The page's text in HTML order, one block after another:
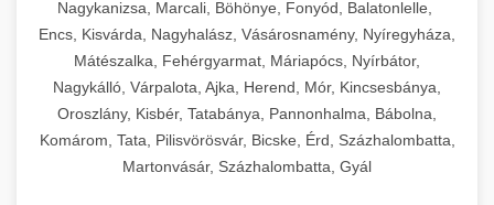
Ipari sütők és gőzpárolók katalógusa -
chef-iparikonyhagepek.hu
berendezések
használatot, miközben megfelel az összes
higiéniai előírásnak.
Ipari hűtőberendezések széles
választéka - chef-iparikonyhagepek.hu
kereskedelmi hűtőegység és hűtőkamra rendszerek
hőmérsékletet és vízminőséget figyelő
rendszerekkel, valamint energiatakarékos
technológiával rendelkeznek. A rozsdamentes
acél konstrukció és a könnyen hozzáférhető
karbantartási pontok biztosítják a hosszú
élettartamot és az egyszerű üzemeltetést.
tisztíthatók, szétszerelhetők és karbantarthatók,
megfelelnek az összes élelmiszer-biztonsági
előírásnak. Különböző teljesítményű modellek
állnak rendelkezésre asztali és állványos
kivitelben, az egyedi igények és a
feldolgozandó mennyiségek függvényében.
Biztonságos kezelést biztosító védőburkolatok
berendezést magában foglal, amely szükséges
egy modern, hatékonyan működő
kereskedelmi konyha komplett felszereléséhez
és működtetéséhez. Az alapvető
főzőberendezésektől (tűzhelyek, sütők,
grillsütők, frittőzök) kezdve a speciális
feldolgozógépeken (szeletelők, aprítók,
Nagykanizsa, Marcali, Böhönye, Fonyód, Balatonlelle,
Encs, Kisvárda, Nagyhalász, Vásárosnamény, Nyíregyháza,
Mátészalka, Fehérgyarmat, Máriapócs, Nyírbátor,
Nagykálló, Várpalota, Ajka, Herend, Mór, Kincsesbánya,
Oroszlány, Kisbér, Tatabánya, Pannonhalma, Bábolna,
Komárom, Tata, Pilisvörösvár, Bicske, Érd, Százhalombatta,
Martonvásár, Százhalombatta, Gyál